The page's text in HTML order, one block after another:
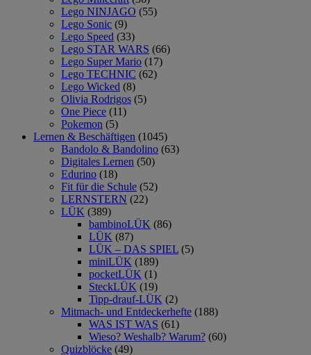
Lego NINJAGO (55)
Lego Sonic (9)
Lego Speed (33)
Lego STAR WARS (66)
Lego Super Mario (17)
Lego TECHNIC (62)
Lego Wicked (8)
Olivia Rodrigos (5)
One Piece (11)
Pokemon (5)
Lernen & Beschäftigen (1045)
Bandolo & Bandolino (63)
Digitales Lernen (50)
Edurino (18)
Fit für die Schule (52)
LERNSTERN (22)
LÜK (389)
bambinoLÜK (86)
LÜK (87)
LÜK – DAS SPIEL (5)
miniLÜK (189)
pocketLÜK (1)
SteckLÜK (19)
Tipp-drauf-LÜK (2)
Mitmach- und Entdeckerhefte (188)
WAS IST WAS (61)
Wieso? Weshalb? Warum? (60)
Quizblöcke (49)